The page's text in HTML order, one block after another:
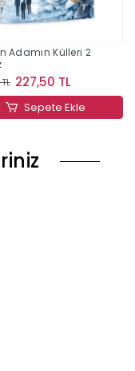
Adamın Külleri 2
227,50 TL
Sepete Ekle